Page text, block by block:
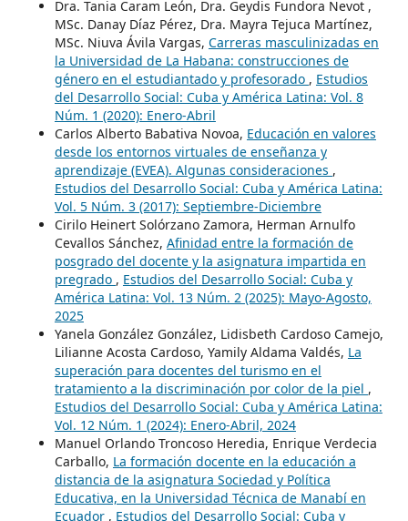
Dra. Tania Caram León, Dra. Geydis Fundora Nevot ,
MSc. Danay Díaz Pérez, Dra. Mayra Tejuca Martínez,
MSc. Niuva Ávila Vargas, Carreras masculinizadas en
la Universidad de La Habana: construcciones de
género en el estudiantado y profesorado , Estudios
del Desarrollo Social: Cuba y América Latina: Vol. 8
Núm. 1 (2020): Enero-Abril
Carlos Alberto Babativa Novoa, Educación en valores
desde los entornos virtuales de enseñanza y
aprendizaje (EVEA). Algunas consideraciones ,
Estudios del Desarrollo Social: Cuba y América Latina:
Vol. 5 Núm. 3 (2017): Septiembre-Diciembre
Cirilo Heinert Solórzano Zamora, Herman Arnulfo
Cevallos Sánchez, Afinidad entre la formación de
posgrado del docente y la asignatura impartida en
pregrado , Estudios del Desarrollo Social: Cuba y
América Latina: Vol. 13 Núm. 2 (2025): Mayo-Agosto,
2025
Yanela González González, Lidisbeth Cardoso Camejo,
Lilianne Acosta Cardoso, Yamily Aldama Valdés, La
superación para docentes del turismo en el
tratamiento a la discriminación por color de la piel ,
Estudios del Desarrollo Social: Cuba y América Latina:
Vol. 12 Núm. 1 (2024): Enero-Abril, 2024
Manuel Orlando Troncoso Heredia, Enrique Verdecia
Carballo, La formación docente en la educación a
distancia de la asignatura Sociedad y Política
Educativa, en la Universidad Técnica de Manabí en
Ecuador , Estudios del Desarrollo Social: Cuba y